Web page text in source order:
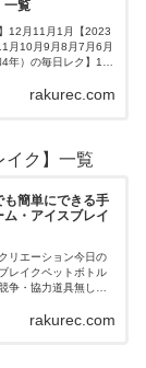
一覧
12月11月1月【2023
月10月9月8月7月6月
年）の毎日レク】12
rakurec.com
イク】一覧
も簡単にできる手
・アイスブレイ
リエーション今日の
レイクペットボトル
争・協力道具無し・
素材Yo…
rakurec.com